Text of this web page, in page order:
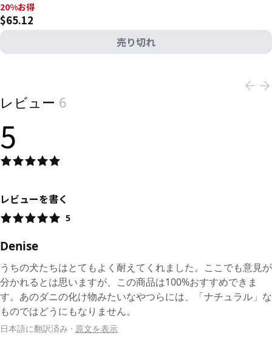
20%お得, $65.12
20%お得
$65.12
売り切れ
レビュー 6
5
レビューを書く
5
Denise
うちの犬たちはとてもよく耐えてくれました。ここでも意見が
分かれるとは思いますが、この商品は100%おすすめできま
す。あのダニの化け物みたいなやつらには、「ナチュラル」な
ものではどうにもなりません。
日本語に翻訳済み · 原文を表示